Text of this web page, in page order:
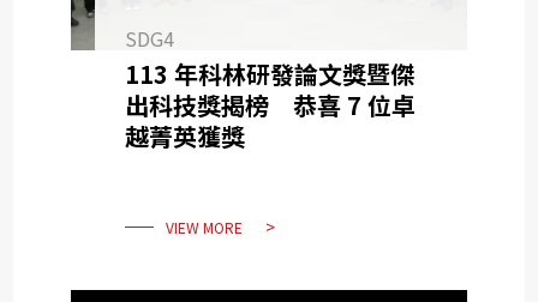
SDG4
113 年科林研發論文獎暨傑
出科技獎揭榜 恭喜 7 位卓
越菁英獲獎
VIEW MORE